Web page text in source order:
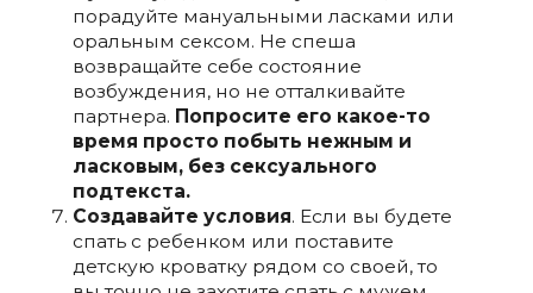
порадуйте мануальными ласками или
оральным сексом. Не спеша
возвращайте себе состояние
возбуждения, но не отталкивайте
партнера. Попросите его какое-то
время просто побыть нежным и
ласковым, без сексуального
подтекста.
Создавайте условия. Если вы будете
спать с ребенком или поставите
детскую кроватку рядом со своей, то